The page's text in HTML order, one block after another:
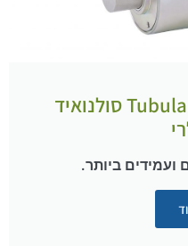
Tubular Linear Solenoids סולנואיד
ועמידים ביותר.